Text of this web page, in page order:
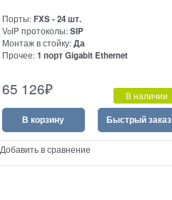
Порты:FXS - 24 шт.
VoIP протоколы:SIP
Монтаж в стойку:Да
Прочее:1 порт Gigabit Ethernet
VoIP шлюз на 24 порта FXS
65 126₽ В наличии
В корзину Быстрый заказ
Добавить в сравнение